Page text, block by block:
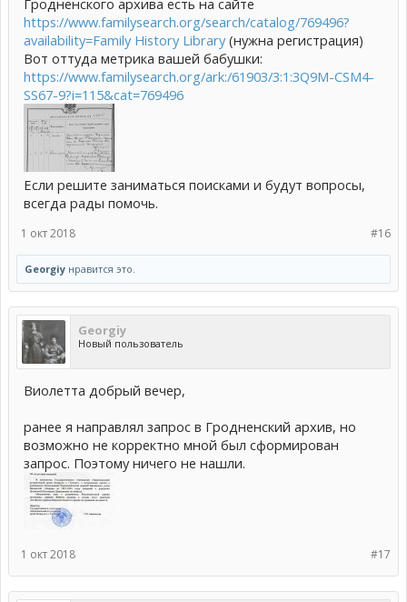
https://www.familysearch.org/search/catalog/769496?
availability=Family History Library(нужна регистрация)
Вот оттуда метрика вашей бабушки:
https://www.familysearch.org/ark:/61903/3:1:3Q9M-CSM4-
SS67-9?i=115&cat=769496
Если решите заниматься поисками и будут вопросы,
всегда рады помочь.
#16
1 окт 2018
Georgiy нравится это.
Georgiy
Новый пользователь
Виолетта добрый вечер,
ранее я направлял запрос в Гродненский архив, но
возможно не корректно мной был сформирован
запрос. Поэтому ничего не нашли.
#17
1 окт 2018